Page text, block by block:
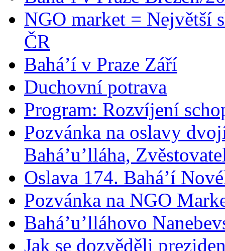
NGO market = Největší
ČR
Bahá’í v Praze Září
Duchovní potrava
Program: Rozvíjení
Pozvánka na oslavy
Bahá’u’lláha,
Oslava 174. Bahá’í
Pozvánka na NGO
Bahá’u’lláhovo
Jak se dozvěděli